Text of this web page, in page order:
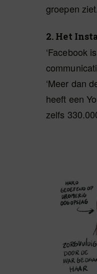
groepen
2. Het
‘Facebook
‘Meer dan
heeft een
zelfs